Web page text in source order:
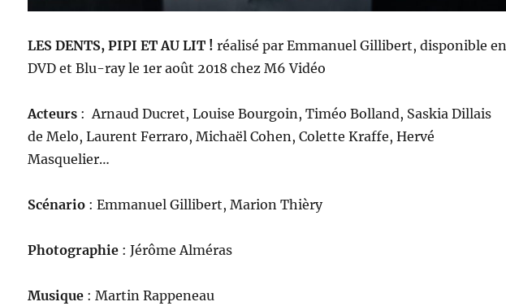
LES DENTS, PIPI ET AU LIT ! réalisé par Emmanuel Gillibert, disponible en
DVD et Blu-ray le 1er août 2018 chez M6 Vidéo
Acteurs: Arnaud Ducret, Louise Bourgoin, Timéo Bolland, Saskia Dillais
de Melo, Laurent Ferraro, Michaël Cohen, Colette Kraffe, Hervé
Masquelier…
Scénario: Emmanuel Gillibert, Marion Thièry
Photographie: Jérôme Alméras
Musique: Martin Rappeneau